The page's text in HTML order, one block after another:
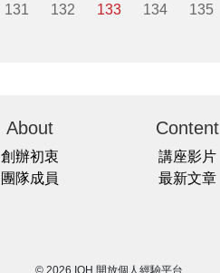
131 132 133 134 135
About
創辦初衷
團隊成員
Content
講座影片
最新文章
© 2026 IOH 開放個人經驗平台